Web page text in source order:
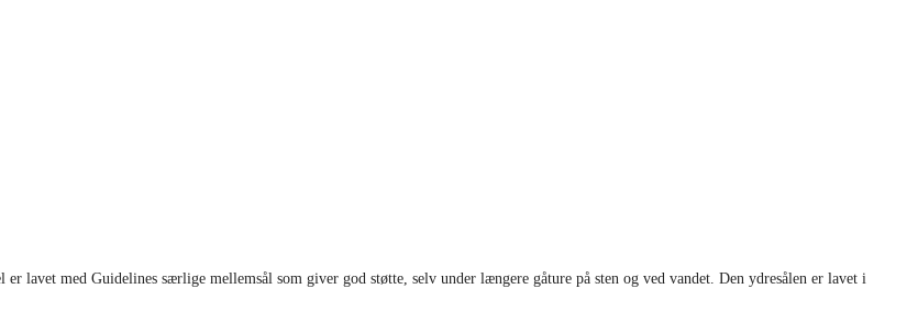
lavet med Guidelines særlige mellemsål som giver god støtte, selv under længere gåture på sten og ved vandet. Den ydresålen er lavet i